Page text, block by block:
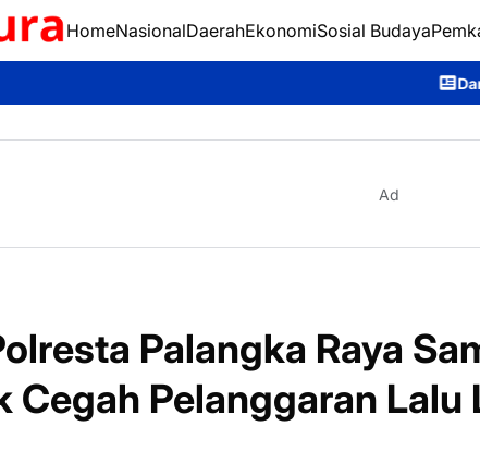
HomeNasionalDaerahEkonomiSosial Budaya
Danki 2 Batalyon
Ad
Palangka Raya
Cegah Pelanggaran Lalu